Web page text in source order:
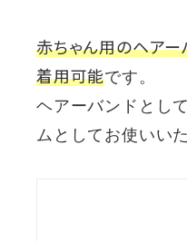
赤ちゃん用のヘアー
着用可能です。
ヘアーバンドとし
ムとしてお使いい